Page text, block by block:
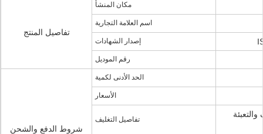
تفاصيل المنتج
مكان المنشأ
اسم العلامة التجارية
إصدار الشهادات
رقم الموديل
شروط الدفع والشحن
الحد الأدنى لكمية
الأسعار
تفاصيل التغليف
والتعبئة